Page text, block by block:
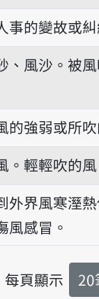
hong-phîng
hong-pho
事的變故或糾
、風沙。被
sè
的強弱或所吹
si-á
。輕輕吹的風
siâ
外界風寒溼
風感冒。
每頁顯示 20